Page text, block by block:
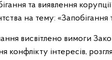
та виявлення
на тему: «Запобігання
висвітлено вимоги
конфлікту інтересів,